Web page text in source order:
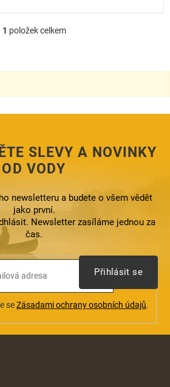
O
á
a
í
v
k
y
ý
p
i
s
u
1 položek celkem
SLEVY A NOVINKY
OD VODY
newsletteru a budete o všem vědět
jako první.
Newsletter zasíláme jednou za
čas.
seZásadami ochrany osobních údajů.
Přihlásit se